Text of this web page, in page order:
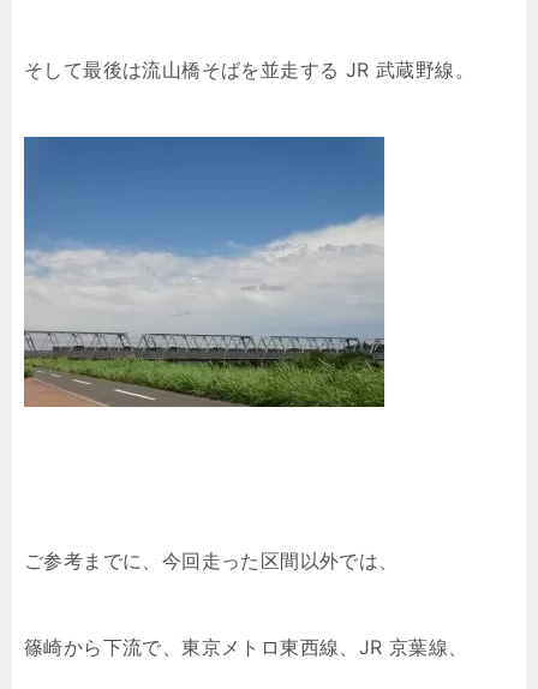
そして最後は流山橋そばを並走する JR 武蔵野線。
ご参考までに、今回走った区間以外では、
篠崎から下流で、東京メトロ東西線、JR 京葉線、